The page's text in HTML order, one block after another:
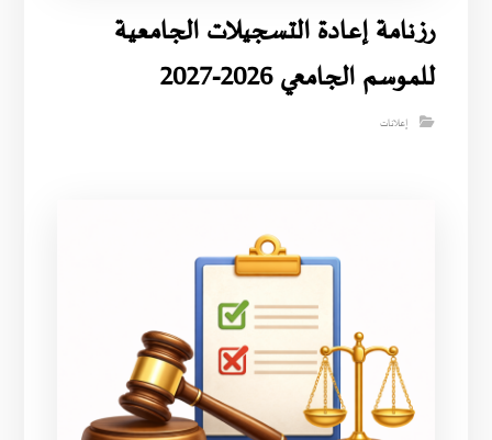
رزنامة إعادة التسجيلات الجامعية
للموسم الجامعي 2026-2027
إعلانات